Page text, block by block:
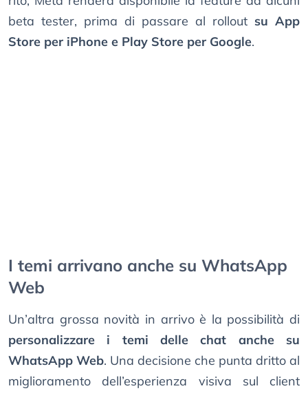
beta tester, prima di passare al rollout su App
Store per iPhone e Play Store per Google.
I temi arrivano anche su WhatsApp
Web
Un’altra grossa novità in arrivo è la possibilità di
personalizzare i temi delle chat anche su
WhatsApp Web. Una decisione che punta dritto al
miglioramento dell’esperienza visiva sul client